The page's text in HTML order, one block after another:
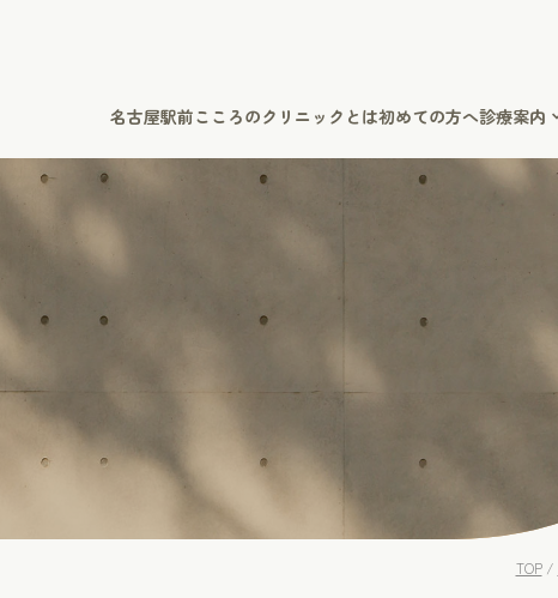
名古屋駅前こころのクリニックとは初めての方へ診療案内
TOP/